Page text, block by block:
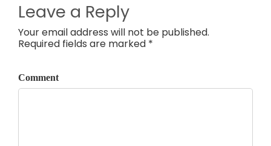
Leave a Reply
Your email address will not be published.
Required fields are marked *
Comment